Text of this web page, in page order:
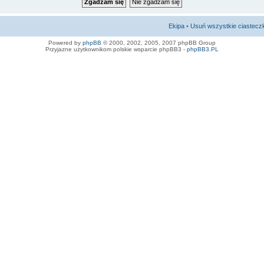
Ekipa • Usuń wszystkie
Powered by phpBB © 2000, 2002, 2005, 2007 phpBB Group
Przyjazne użytkownikom polskie wsparcie phpBB3 - phpBB3.PL